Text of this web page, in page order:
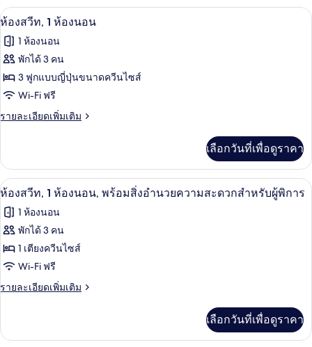
กับ
ห้อง
ท,
นอน
เปิด
ภาพถ่าย
ทั้งหมด
ของ
ห้อง
สวีท,
นอน
5
ห้องสวีท, 1 ห้องนอน
1 ห้องนอน
พักได้ 3 คน
3 ฟูกแบบญี่ปุ่นขนาดควีนไซส์
Wi-Fi ฟรี
รายละเอียดเพิ่มเติม
ราย
เกี่ยว
กับ
ห้อง
ท,
นอน
เลือกวันที่เพื่อดูราคา
เปิด
ภาพถ่าย
ทั้งหมด
ของ
ห้อง
สวีท,
ห้องสวีท, 1 ห้องนอน, พร้อมสิ่งอำนวย
7
ห้องสวีท, 1 ห้องนอน, พร้อมสิ่งอำนวยความสะดวกสำหรับผู้พิการ
1 ห้องนอน
พักได้ 3 คน
1 เตียงควีนไซส์
Wi-Fi ฟรี
รายละเอียดเพิ่มเติม
ราย
เกี่ยว
เลือกวันที่เพื่อดูราคา